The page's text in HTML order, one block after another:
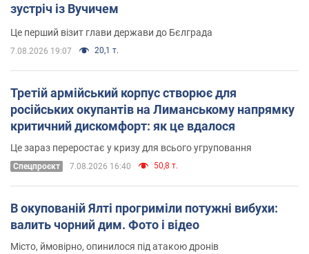
зустріч із Вучичем
Це перший візит глави держави до Бєлграда
7.08.2026 19:07 20,1 т.
Третій армійський корпус створює для
російських окупантів на Лиманському напрямку
критичний дискомфорт: як це вдалося
Це зараз переростає у кризу для всього угруповання
Cпецпроєкт 7.08.2026 16:40 50,8 т.
В окупованій Ялті прогриміли потужні вибухи:
валить чорний дим. Фото і відео
Місто, ймовірно, опинилося під атакою дронів